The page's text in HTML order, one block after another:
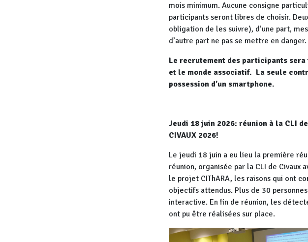
mois minimum. Aucune consigne
participants seront libres de choisir.
obligation de les suivre), d’une part,
d’autre part ne pas se mettre en danger.
Le recrutement des participants
et le monde associatif. La seule
possession d’un smartphone.
Jeudi 18 juin 2026: réunion à la CLI
CIVAUX 2026!
Le jeudi 18 juin a eu lieu la première
réunion, organisée par la CLI de Civaux
le projet CIThARA, les raisons qui ont
objectifs attendus. Plus de 30
interactive. En fin de réunion, les
ont pu être réalisées sur place.